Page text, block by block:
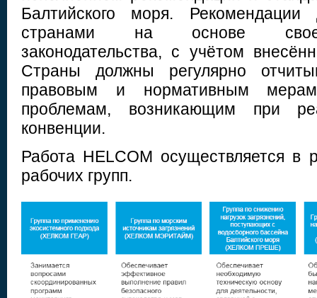
Балтийского моря. Рекомендации
странами на основе
законодательства, с учётом
Страны должны регулярно
правовым и нормативным
проблемам, возникающим при
конвенции.
Работа HELCOM осуществляется в
рабочих групп.